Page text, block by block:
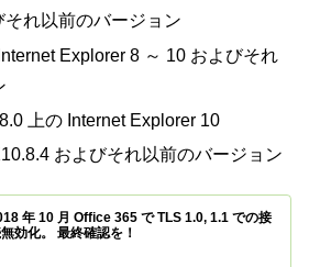
それ以前のバージョン
Explorer 8 ～ 10 およびそれ
上の Internet Explorer 10
およびそれ以前のバージョン
年 10 月 Office 365 で TLS 1.0, 1.1 での接
効化。 最終確認を！